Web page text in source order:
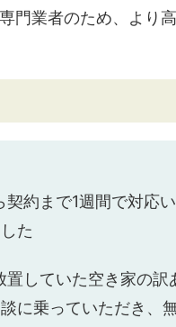
門業者のため、より
契約まで1週間で対応
た
置していた空き家の訳
に乗っていただき、